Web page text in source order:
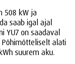
508 kW ja
saab igal ajal
YU7 on saadaval
Põhimõtteliselt alati
suurem aku.